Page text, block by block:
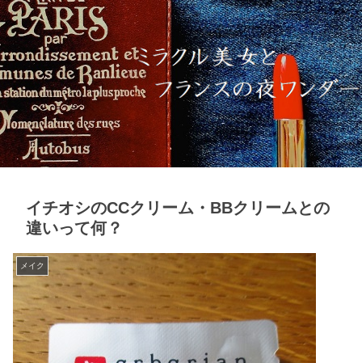
イチオシのCCクリーム・BBクリームとの
違いって何？
メイク